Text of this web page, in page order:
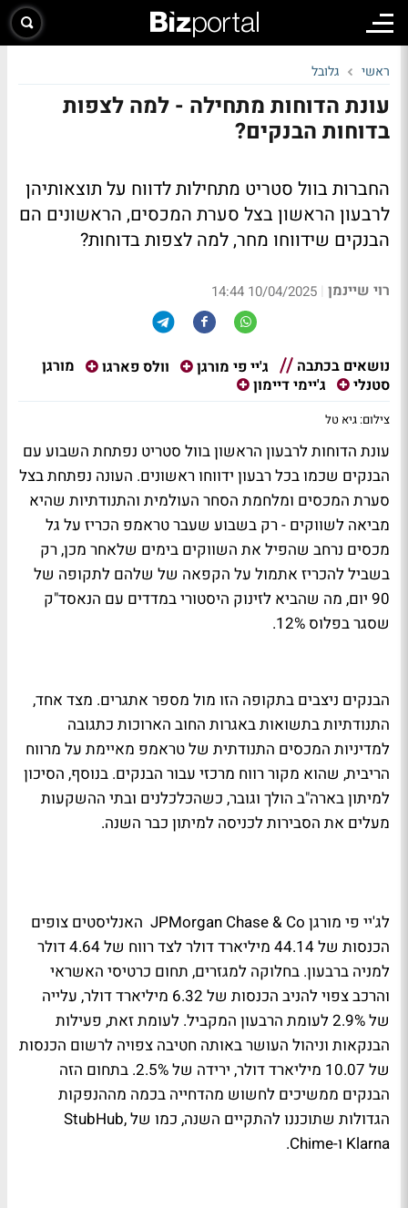
ראשי גלובל
עונת הדוחות מתחילה - למה לצפות
בדוחות הבנקים?
החברות בוול סטריט מתחילות לדווח על תוצאותיהן
לרבעון הראשון בצל סערת המכסים, הראשונים הם
הבנקים שידווחו מחר, למה לצפות בדוחות?
רוי שיינמן |
10/04/2025 14:44
נושאים בכתבה ג'יי פי מורגן וולס פארגו
מורגן
סטנלי
ג'יימי דיימון
צילום: גיא טל
עונת הדוחות לרבעון הראשון בוול סטריט נפתחת השבוע עם
הבנקים שכמו בכל רבעון ידווחו ראשונים. העונה נפתחת בצל
סערת המכסים ומלחמת הסחר העולמית והתנודתיות שהיא
מביאה לשווקים - רק בשבוע שעבר טראמפ הכריז על גל
מכסים נרחב שהפיל את השווקים בימים שלאחר מכן, רק
בשביל להכריז אתמול על הקפאה של שלהם לתקופה של
90 יום, מה שהביא לזינוק היסטורי במדדים עם הנאסד"ק
שסגר בפלוס 12%.
הבנקים ניצבים בתקופה הזו מול מספר אתגרים. מצד אחד,
התנודתיות בתשואות באגרות החוב הארוכות כתגובה
למדיניות המכסים התנודתית של טראמפ מאיימת על מרווח
הריבית, שהוא מקור רווח מרכזי עבור הבנקים. בנוסף, הסיכון
למיתון בארה"ב הולך וגובר, כשהכלכלנים ובתי ההשקעות
מעלים את הסבירות לכניסה למיתון כבר השנה.
לג'יי פי מורגן JPMorgan Chase & Co האנליסטים צופים
הכנסות של 44.14 מיליארד דולר לצד רווח של 4.64 דולר
למניה ברבעון. בחלוקה למגזרים, תחום כרטיסי האשראי
והרכב צפוי להניב הכנסות של 6.32 מיליארד דולר, עלייה
של 2.9% לעומת הרבעון המקביל. לעומת זאת, פעילות
הבנקאות וניהול העושר באותה חטיבה צפויה לרשום הכנסות
של 10.07 מיליארד דולר, ירידה של 2.5%. בתחום הזה
הבנקים ממשיכים לחשוש מהדחייה בכמה מההנפקות
הגדולות שתוכננו להתקיים השנה, כמו של StubHub,
Klarna ו-Chime.